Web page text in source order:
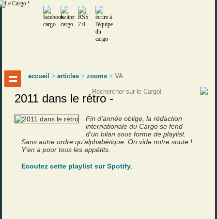
accueil >articles >zooms >VA
2011 dans le rétro -
Fin d’année oblige, la rédaction
internationale du Cargo se fend
d’un bilan sous forme de playlist.
Sans autre ordre qu’alphabétique. On vide notre soute !
Y’en a pour tous les appétits.
Ecoutez cette playlist sur Spotify